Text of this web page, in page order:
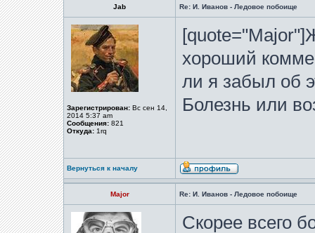
Jab Re: И. Иванов - Ледовое побоище
Зарегистрирован: Вс сен 14,
2014 5:37 am
Сообщения: 821
Откуда: 1rq
хороший
ли я забыл об
Болезнь или
Вернуться к началу
Major Re: И. Иванов - Ледовое побоище
Скорее всего